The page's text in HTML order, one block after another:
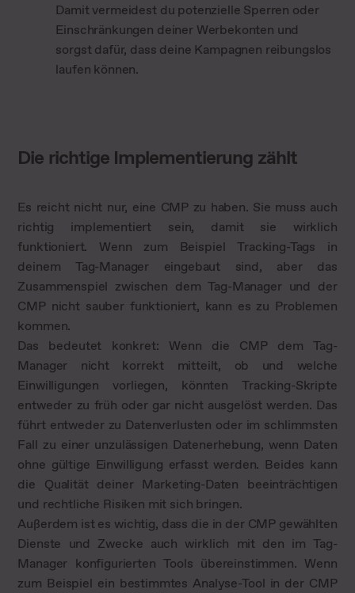
Damit vermeidest du potenzielle Sperren oder
Einschränkungen deiner Werbekonten und
sorgst dafür, dass deine Kampagnen reibungslos
laufen können.
Die richtige Implementierung zählt
Es reicht nicht nur, eine CMP zu haben. Sie muss auch
richtig implementiert sein, damit sie wirklich
funktioniert. Wenn zum Beispiel Tracking-Tags in
deinem Tag-Manager eingebaut sind, aber das
Zusammenspiel zwischen dem Tag-Manager und der
CMP nicht sauber funktioniert, kann es zu Problemen
kommen.
Das bedeutet konkret: Wenn die CMP dem Tag-
Manager nicht korrekt mitteilt, ob und welche
Einwilligungen vorliegen, könnten Tracking-Skripte
entweder zu früh oder gar nicht ausgelöst werden. Das
führt entweder zu Datenverlusten oder im schlimmsten
Fall zu einer unzulässigen Datenerhebung, wenn Daten
ohne gültige Einwilligung erfasst werden. Beides kann
die Qualität deiner Marketing-Daten beeinträchtigen
und rechtliche Risiken mit sich bringen.
Außerdem ist es wichtig, dass die in der CMP gewählten
Dienste und Zwecke auch wirklich mit den im Tag-
Manager konfigurierten Tools übereinstimmen. Wenn
zum Beispiel ein bestimmtes Analyse-Tool in der CMP